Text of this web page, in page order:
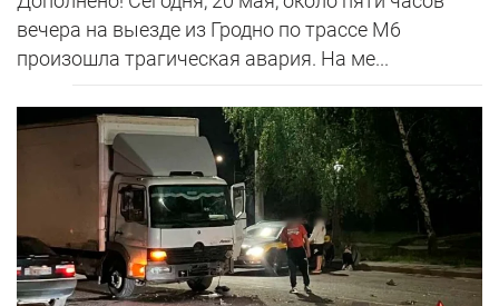
вечера на выезде из Гродно по трассе М6
произошла трагическая авария. На ме...